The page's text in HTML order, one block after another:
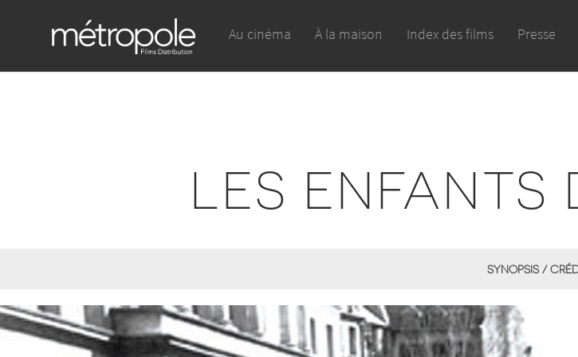
Au cinéma À la maison Index des films Presse
LES ENFANTS
SYNOPSIS /